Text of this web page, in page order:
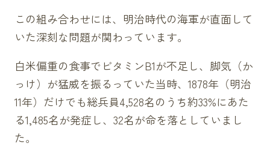
この組み合わせには、明治時代の海軍が直面して
いた深刻な問題が関わっています。
白米偏重の食事でビタミンB1が不足し、脚気（か
っけ）が猛威を振るっていた当時、1878年（明治
11年）だけでも総兵員4,528名のうち約33%にあた
る1,485名が発症し、32名が命を落としていまし
た。